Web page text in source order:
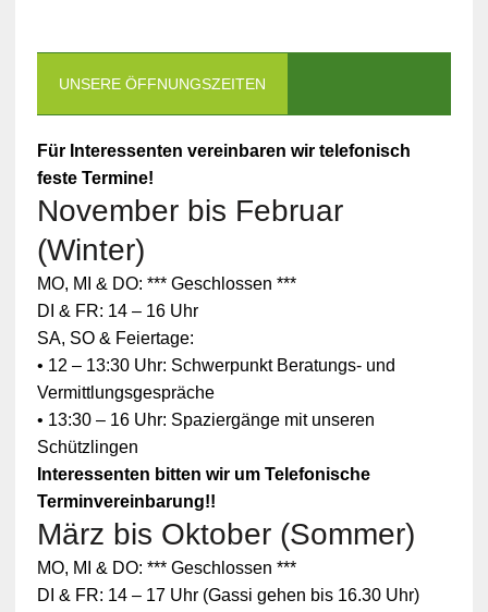
UNSERE ÖFFNUNGSZEITEN
Für Interessenten vereinbaren wir telefonisch
feste Termine!
November bis Februar
(Winter)
MO, MI & DO: *** Geschlossen ***
DI & FR: 14 – 16 Uhr
SA, SO & Feiertage:
• 12 – 13:30 Uhr: Schwerpunkt Beratungs- und
Vermittlungsgespräche
• 13:30 – 16 Uhr: Spaziergänge mit unseren
Schützlingen
Interessenten bitten wir um Telefonische
Terminvereinbarung!!
März bis Oktober (Sommer)
MO, MI & DO: *** Geschlossen ***
DI & FR: 14 – 17 Uhr (Gassi gehen bis 16.30 Uhr)
Zum
Schutz
Ihrer
persönlic